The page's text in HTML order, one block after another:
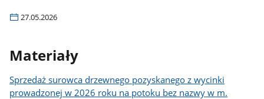
27.05.2026
Materiały
Sprzedaż surowca drzewnego pozyskanego z wycinki
prowadzonej w 2026 roku na potoku bez nazwy w m.